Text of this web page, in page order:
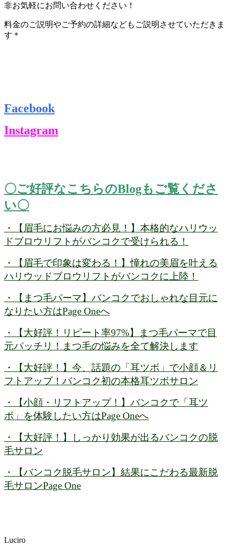
非お気軽にお問い合わせください ！
料金のご説明やご予約の詳細などもご説明させていただきま
す＊
Facebook
Instagram
〇ご好評なこちらのBlogもご覧くださ
い〇
・【眉毛にお悩みの方必見！】本格的なハリウッ
ドブロウリフトがバンコクで受けられる！
・【眉毛で印象は変わる！】憧れの美眉を叶える
ハリウッドブロウリフトがバンコクに上陸！
・【まつ毛パーマ】バンコクでおしゃれな目元に
なりたい方はPage Oneへ
・【大好評！リピート率97%】まつ毛パーマで目
元パッチリ！まつ毛の悩みを全て解決します
・【大好評！】今、話題の「耳ツボ」で小顔＆リ
フトアップ！バンコク初の本格耳ツボサロン
・【小顔・リフトアップ！】バンコクで「耳ツ
ボ」を体験したい方はPage Oneへ
・【大好評！】しっかり効果が出るバンコクの脱
毛サロン
・【バンコク脱毛サロン】結果にこだわる最新脱
毛サロンPage One
Luciro